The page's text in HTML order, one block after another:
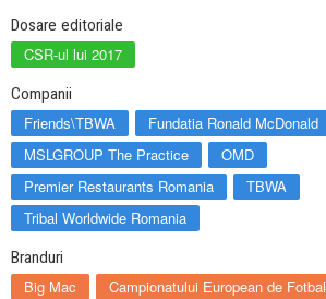
Dosare editoriale
CSR-ul lui 2017
Companii
Friends\TBWA Fundatia Ronald McDonald
MSLGROUP The Practice
OMD
Premier Restaurants Romania
TBWA
Tribal Worldwide Romania
Branduri
Big Mac Campionatului European de Fotbal